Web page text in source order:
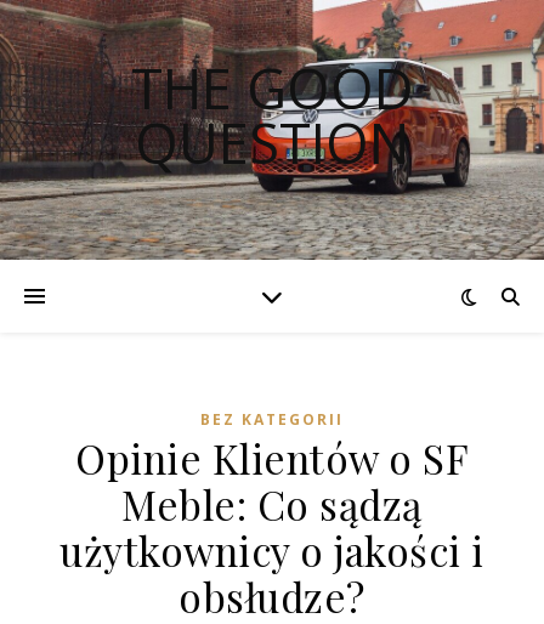
THE GOOD
QUESTION
BEZ KATEGORII
Opinie Klientów o SF
Meble: Co sądzą
użytkownicy o jakości i
obsłudze?